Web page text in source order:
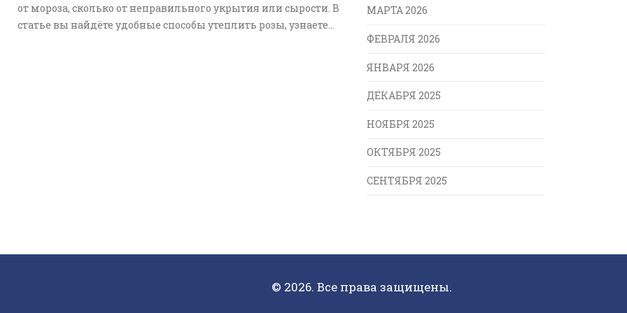
от мороза, сколько от неправильного укрытия или сырости. В
статье вы найдёте удобные способы утеплить розы, узнаете
МАРТА 2026
ФЕВРАЛЯ 2026
ЯНВАРЯ 2026
ДЕКАБРЯ 2025
НОЯБРЯ 2025
ОКТЯБРЯ 2025
СЕНТЯБРЯ 2025
© 2026. Все права защищены.